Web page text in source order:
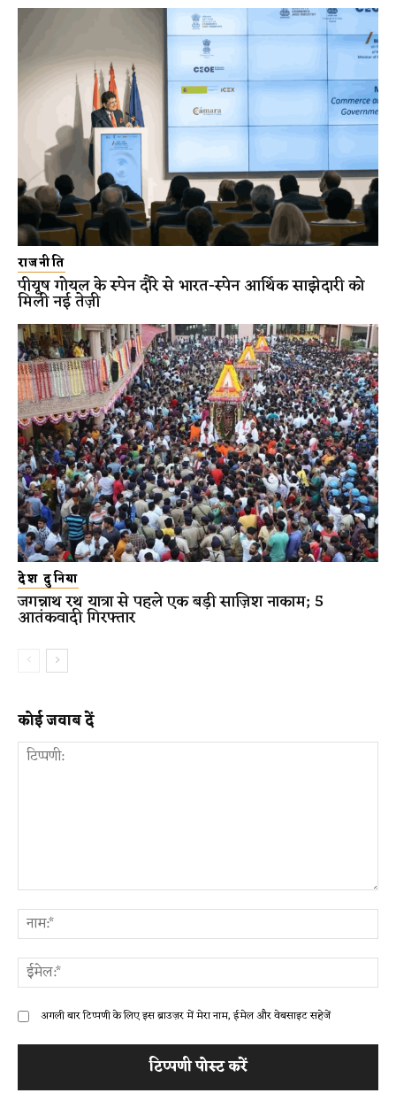
राजनीति
पीयूष गोयल के स्पेन दौरे से भारत-स्पेन आर्थिक साझेदारी को
मिली नई तेज़ी
देश दुनिया
जगन्नाथ रथ यात्रा से पहले एक बड़ी साज़िश नाकाम; 5
आतंकवादी गिरफ्तार
कोई जवाब दें
अगली बार टिप्पणी के लिए इस ब्राउज़र में मेरा नाम, ईमेल और वेबसाइट सहेजें